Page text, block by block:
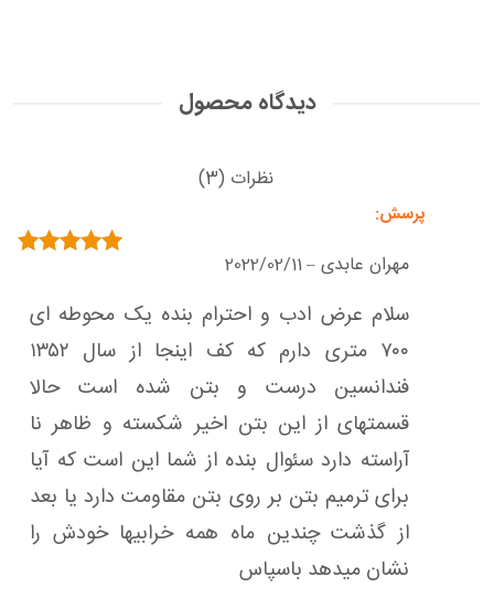
دیدگاه محصول
نظرات (3)
مهران عابدی –
2022/02/11
سلام عرض ادب و احترام بنده یک محوطه ای
۷۰۰ متری دارم که کف اینجا از سال ۱۳۵۲
فندانسین درست و بتن شده است حالا
قسمتهای از این بتن اخیر شکسته و ظاهر نا
آراسته دارد سئوال بنده از شما این است که آیا
برای ترمیم بتن بر روی بتن مقاومت دارد یا بعد
از گذشت چندین ماه همه خرابیها خودش را
نشان میدهد باسپاس